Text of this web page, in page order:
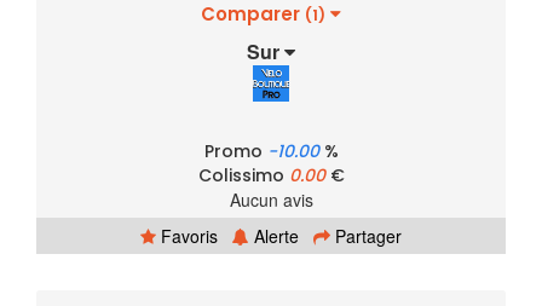
Comparer (1)
Sur
Promo -10.00%
Colissimo 0.00€
Aucun avis
Favoris
Alerte Partager